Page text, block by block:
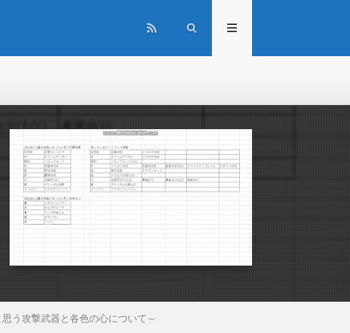
う攻撃武器と各色の心について～